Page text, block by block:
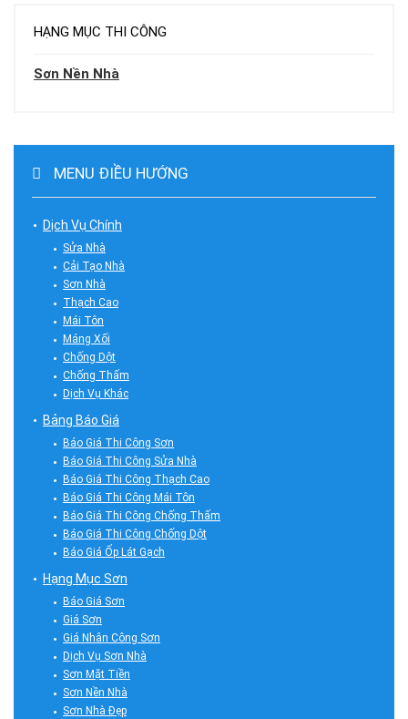
HẠNG MỤC THI CÔNG
Sơn Nền Nhà
MENU ĐIỀU HƯỚNG
Dịch Vụ Chính
Sửa Nhà
Cải Tạo Nhà
Sơn Nhà
Thạch Cao
Mái Tôn
Máng Xối
Chống Dột
Chống Thấm
Dịch Vụ Khác
Bảng Báo Giá
Báo Giá Thi Công Sơn
Báo Giá Thi Công Sửa Nhà
Báo Giá Thi Công Thạch Cao
Báo Giá Thi Công Mái Tôn
Báo Giá Thi Công Chống Thấm
Báo Giá Thi Công Chống Dột
Báo Giá Ốp Lát Gạch
Hạng Mục Sơn
Báo Giá Sơn
Giá Sơn
Giá Nhân Công Sơn
Dịch Vụ Sơn Nhà
Sơn Mặt Tiền
Sơn Nền Nhà
Sơn Nhà Đẹp